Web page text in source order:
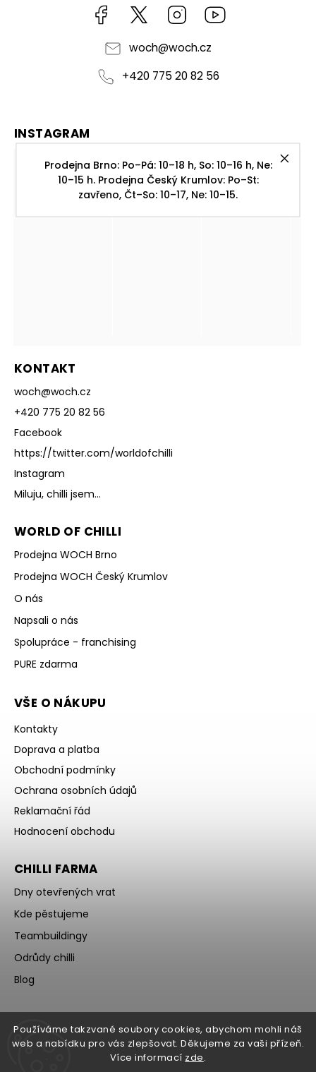
Používáme takzvané soubory cookies, abychom mohli náš
web a nabídku pro vás zlepšovat. Děkujeme za vaši přízeň.
Více informací zde.
Prodejna Brno: Po–Pá: 10–18 h, So: 10–16 h, Ne:
10–15 h. Prodejna Český Krumlov: Po–St:
zavřeno, Čt–So: 10–17, Ne: 10–15.
Facebook https://twitter.com/worldofchilli
Instagram
woch@woch.cz
+420 775 20 82 56
KONTAKT
woch@woch.cz
+420 775 20 82 56
Facebook
https://twitter.com/worldofchilli
Instagram
Miluju, chilli jsem...
WORLD OF CHILLI
Prodejna WOCH Brno
Prodejna WOCH Český Krumlov
O nás
Napsali o nás
Spolupráce - franchising
PURE zdarma
VŠE O NÁKUPU
Kontakty
Doprava a platba
Obchodní podmínky
Ochrana osobních údajů
Reklamační řád
Hodnocení obchodu
CHILLI FARMA
Dny otevřených vrat
Kde pěstujeme
Teambuildingy
Odrůdy chilli
Blog
INSTAGRAM